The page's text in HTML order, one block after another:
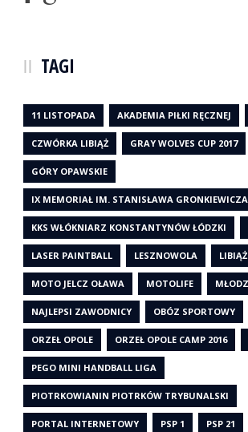
TAGI
11 LISTOPADA AKADEMIA PIŁKI RĘCZNEJ
CZWÓRKA LIBIĄŻ GRAY WOLVES CUP 2017
GÓRY OPAWSKIE
IX MEMORIAŁ IM. STANISŁAWA GRONKIEWICZA
KKS WŁÓKNIARZ KONSTANTYNÓW ŁÓDZKI
LASER PAINTBALL LESZNOWOLA LIBIĄŻ
MOTO JELCZ OŁAWA MOTOLIFE
NAJLEPSI ZAWODNICY OBÓZ SPORTOWY
ORZEŁ OPOLE ORZEŁ OPOLE CAMP 2016
PEGO MINI HANDBALL LIGA
PIOTRKOWIANIN PIOTRKÓW TRYBUNALSKI
PORTAL INTERNETOWY PSP 1 PSP 21